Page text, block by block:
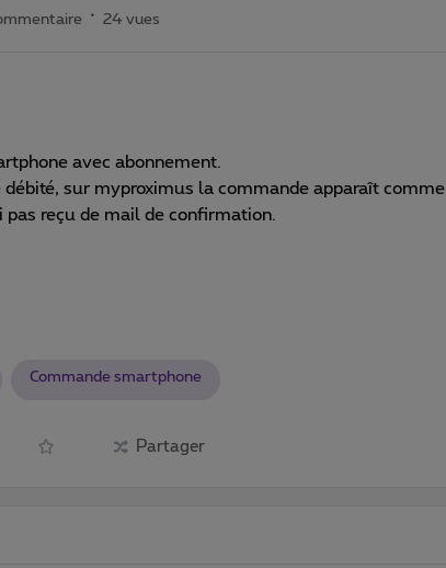
24 vues
avec abonnement.
débité, sur myproximus la commande apparaît comme
pas reçu de mail de confirmation.
Commande smartphone
Partager